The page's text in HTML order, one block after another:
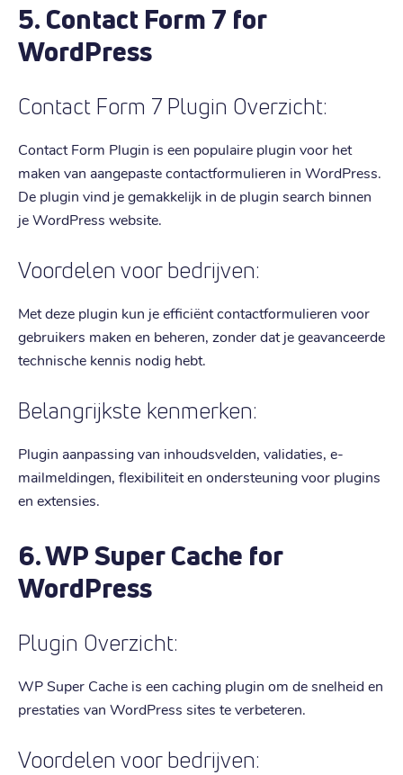
5. Contact Form 7 for
WordPress
Contact Form 7 Plugin Overzicht:
Contact Form Plugin is een populaire plugin voor het
maken van aangepaste contactformulieren in WordPress.
De plugin vind je gemakkelijk in de plugin search binnen
je WordPress website.
Voordelen voor bedrijven:
Met deze plugin kun je efficiënt contactformulieren voor
gebruikers maken en beheren, zonder dat je geavanceerde
technische kennis nodig hebt.
Belangrijkste kenmerken:
Plugin aanpassing van inhoudsvelden, validaties, e-
mailmeldingen, flexibiliteit en ondersteuning voor plugins
en extensies.
6. WP Super Cache for
WordPress
Plugin Overzicht:
WP Super Cache is een caching plugin om de snelheid en
prestaties van WordPress sites te verbeteren.
Voordelen voor bedrijven: